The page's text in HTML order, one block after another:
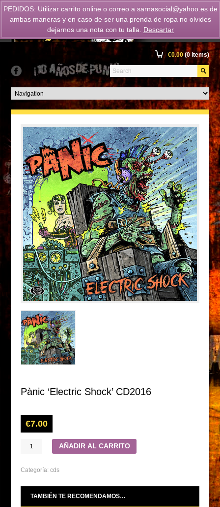
€0.00(0 items)
Pànic ‘Electric Shock’ CD2016
€7.00
AÑADIR AL CARRITO
Categoría:cds
TAMBIÉN TE RECOMENDAMOS…
PEDIDOS: Utilizar carrito online o correo a sarnasocial@yahoo.es de
ambas maneras y en caso de ser una prenda de ropa no olvides
dejarnos una nota con tu talla.
Descartar